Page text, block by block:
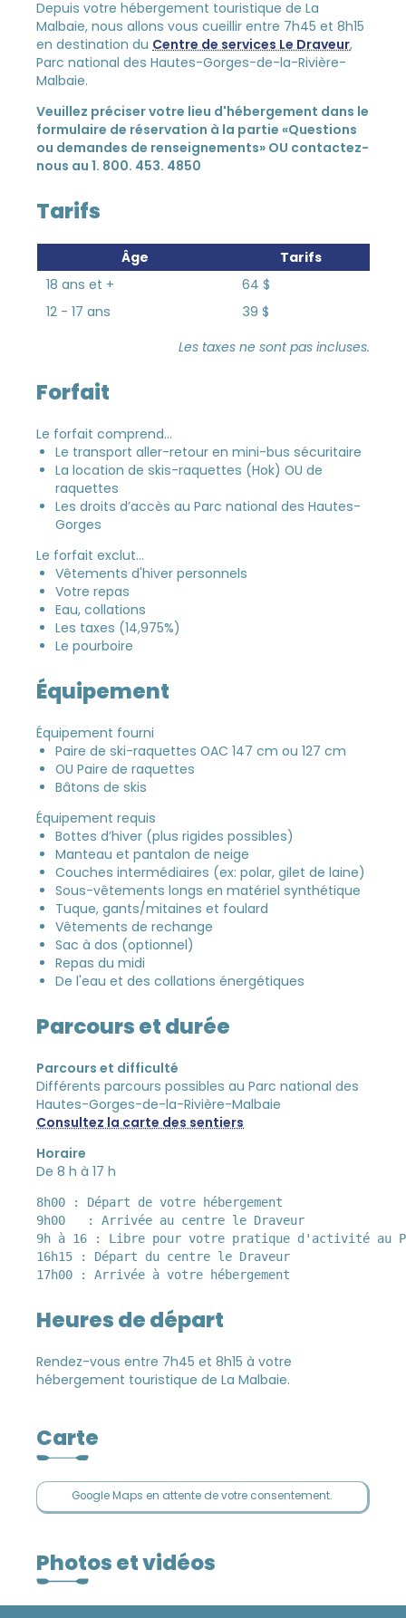
Depuis votre hébergement touristique de La
Malbaie, nous allons vous cueillir entre 7h45 et 8h15
en destination du Centre de services Le Draveur,
Parc national des Hautes-Gorges-de-la-Rivière-
Malbaie.
Veuillez préciser votre lieu d'hébergement dans le
formulaire de réservation à la partie «Questions
ou demandes de renseignements» OU contactez-
nous au 1. 800. 453. 4850
Tarifs
Âge
Tarifs
18 ans et +
64 $
12 - 17 ans
39 $
Les taxes ne sont pas incluses.
Forfait
Le forfait comprend…
Le transport aller-retour en mini-bus sécuritaire
La location de skis-raquettes (Hok) OU de
raquettes
Les droits d’accès au Parc national des Hautes-
Gorges
Le forfait exclut…
Vêtements d'hiver personnels
Votre repas
Eau, collations
Les taxes (14,975%)
Le pourboire
Équipement
Équipement fourni
Paire de ski-raquettes OAC 147 cm ou 127 cm
OU Paire de raquettes
Bâtons de skis
Équipement requis
Bottes d’hiver (plus rigides possibles)
Manteau et pantalon de neige
Couches intermédiaires (ex: polar, gilet de laine)
Sous-vêtements longs en matériel synthétique
Tuque, gants/mitaines et foulard
Vêtements de rechange
Sac à dos (optionnel)
Repas du midi
De l'eau et des collations énergétiques
Parcours et durée
Parcours et difficulté
Différents parcours possibles au Parc national des
Hautes-Gorges-de-la-Rivière-Malbaie
Consultez la carte des sentiers
Horaire
De 8 h à 17 h
8h00 : Départ de votre hébergement
9h00   : Arrivée au centre le Draveur
9h à 16 : Libre pour votre pratique d'activité
16h15 : Départ du centre le Draveur
Heures de départ
Rendez-vous entre 7h45 et 8h15 à votre
hébergement touristique de La Malbaie.
Carte
Google Maps en attente de votre consentement.
Photos et vidéos